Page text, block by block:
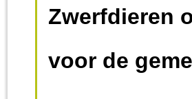
Zwerfdieren
voor de